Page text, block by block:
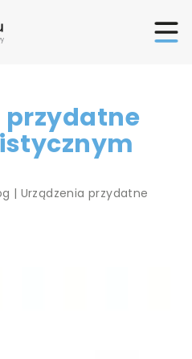
przydatne
| Urządzenia przydatne